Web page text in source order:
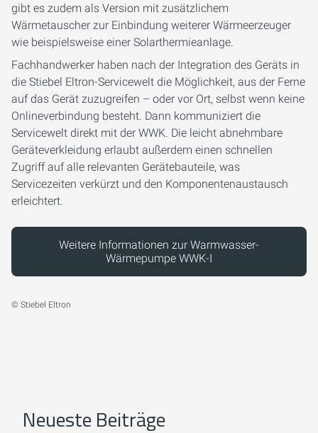
gibt es zudem als Version mit zusätzlichem
Wärmetauscher zur Einbindung weiterer Wärmeerzeuger
wie beispielsweise einer Solarthermieanlage.
Fachhandwerker haben nach der Integration des Geräts in
die Stiebel Eltron-Servicewelt die Möglichkeit, aus der Ferne
auf das Gerät zuzugreifen – oder vor Ort, selbst wenn keine
Onlineverbindung besteht. Dann kommuniziert die
Servicewelt direkt mit der WWK. Die leicht abnehmbare
Geräteverkleidung erlaubt außerdem einen schnellen
Zugriff auf alle relevanten Gerätebauteile, was
Servicezeiten verkürzt und den Komponentenaustausch
erleichtert.
Weitere Informationen zur Warmwasser-
Wärmepumpe WWK-I
© Stiebel Eltron
Neueste Beiträge